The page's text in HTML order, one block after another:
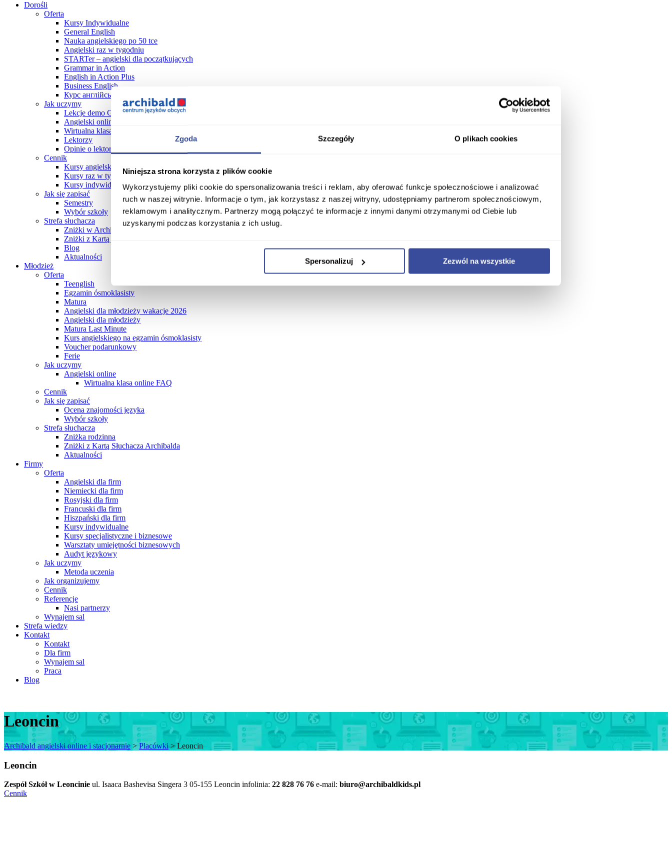
Zgoda Szczegóły O plikach cookies
Niniejsza strona korzysta z plików cookie
Wykorzystujemy pliki cookie do spersonalizowania treści i reklam, aby oferować funkcje społecznościowe i analizować
ruch w naszej witrynie. Informacje o tym, jak korzystasz z naszej witryny, udostępniamy partnerom społecznościowym,
reklamowym i analitycznym. Partnerzy mogą połączyć te informacje z innymi danymi otrzymanymi od Ciebie lub
uzyskanymi podczas korzystania z ich usług.
Spersonalizuj Zezwól na wszystkie
Dorośli
Oferta
Kursy Indywidualne
General English
Nauka angielskiego po 50 tce
Angielski raz w tygodniu
STARTer – angielski dla początkujących
Grammar in Action
English in Action Plus
Business English
Курс англійської мови
Jak uczymy
Lekcje demo GRATIS!
Angielski online
Wirtualna klasa online FAQ
Lektorzy
Opinie o lektorach
Cennik
Kursy angielskiego dla dorosłych cennik 2026
Kursy raz w tygodniu
Kursy indywidualne
Jak się zapisać
Semestry
Wybór szkoły
Strefa słuchacza
Zniżki w Archibaldzie
Zniżki z Kartą Słuchacza Archibalda
Blog
Aktualności
Młodzież
Oferta
Teenglish
Egzamin ósmoklasisty
Matura
Angielski dla młodzieży wakacje 2026
Angielski dla młodzieży
Matura Last Minute
Kurs angielskiego na egzamin ósmoklasisty
Voucher podarunkowy
Ferie
Jak uczymy
Angielski online
Wirtualna klasa online FAQ
Cennik
Jak się zapisać
Ocena znajomości języka
Wybór szkoły
Strefa słuchacza
Zniżka rodzinna
Zniżki z Kartą Słuchacza Archibalda
Aktualności
Firmy
Oferta
Angielski dla firm
Niemiecki dla firm
Rosyjski dla firm
Francuski dla firm
Hiszpański dla firm
Kursy indywidualne
Kursy specjalistyczne i biznesowe
Warsztaty umiejętności biznesowych
Audyt językowy
Jak uczymy
Metoda uczenia
Jak organizujemy
Cennik
Referencje
Nasi partnerzy
Wynajem sal
Strefa wiedzy
Kontakt
Kontakt
Dla firm
Wynajem sal
Praca
Blog
Leoncin
Archibald angielski online i stacjonarnie >Placówki >Leoncin
Leoncin
Zespół Szkół w Leoncinie ul. Isaaca Bashevisa Singera 3 05-155 Leoncin infolinia: 22 828 76 76 e-mail: biuro@archibaldkids.pl
Cennik